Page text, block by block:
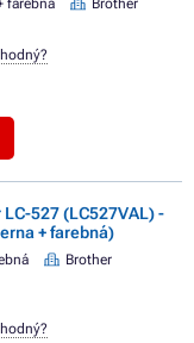
farebná Brother
527 (LC527VAL) -
+ farebná)
Brother